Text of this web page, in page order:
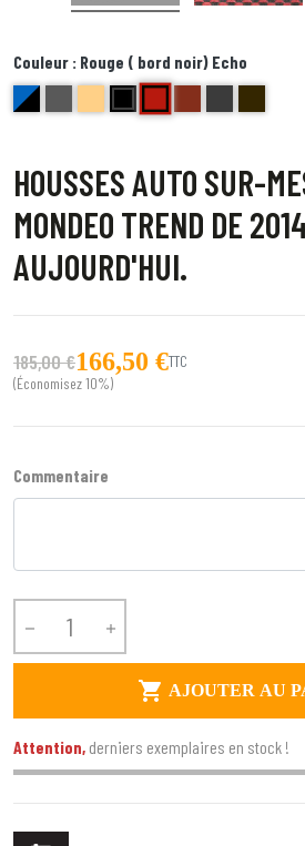
Couleur : Rouge ( bord noir) Echo
bleu et noir Delta
anthracite golf
beige bravo
noir centre gris bord noir foxtrot
Rouge ( bord noir) Echo
HOUSSES AUTO SUR-
MONDEO TREND DE
AUJOURD'HUI.
185,00 €166,50 €TTC
(Économisez 10%)
Commentaire
 
 AJOUTER AU
Attention, derniers exemplaires en stock !